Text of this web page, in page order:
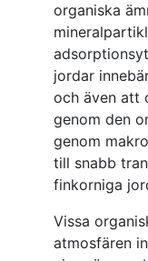
organiska
jordar
och även att
genom den
genom
till snabb
finkorniga
Vissa
atmosfären